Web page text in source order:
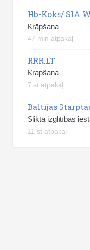
Hb-Koks/ SIA
Krāpšana
47 min atpakaļ
RRR.LT
Krāpšana
7 st atpakaļ
Baltijas
Slikta izglītības
11 st atpakaļ